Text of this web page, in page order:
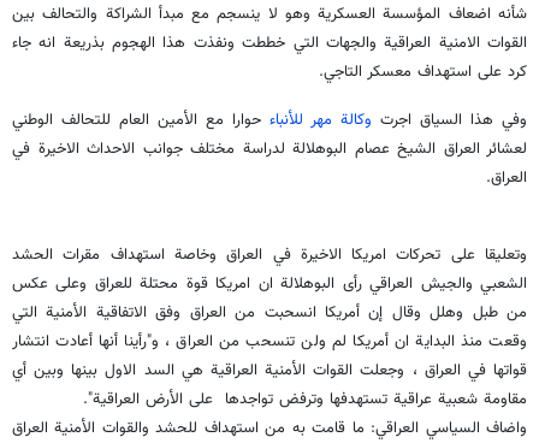
شأنه اضعاف المؤسسة العسكرية وهو لا ينسجم مع مبدأ الشراكة والتحالف بين
القوات الامنية العراقية والجهات التي خططت ونفذت هذا الهجوم بذريعة انه جاء
كرد على استهداف معسكر التاجي.
وفي هذا السياق اجرت وكالة مهر للأنباء حوارا مع الأمين العام للتحالف الوطني
لعشائر العراق الشيخ عصام البوهلالة لدراسة مختلف جوانب الاحداث الاخيرة في
العراق.
وتعليقا على تحركات امريكا الاخيرة في العراق وخاصة استهداف مقرات الحشد
الشعبي والجيش العراقي رأى البوهلالة ان امريكا قوة محتلة للعراق وعلى عكس
من طبل وهلل وقال إن أمريكا انسحبت من العراق وفق الاتفاقية الأمنية التي
وقعت منذ البداية ان أمريكا لم ولن تنسحب من العراق ، و"رأينا أنها أعادت انتشار
قواتها في العراق ، وجعلت القوات الأمنية العراقية هي السد الاول بينها وبين أي
مقاومة شعبية عراقية تستهدفها وترفض تواجدها على الأرض العراقية".
واضاف السياسي العراقي: ما قامت به من استهداف للحشد والقوات الأمنية العراق